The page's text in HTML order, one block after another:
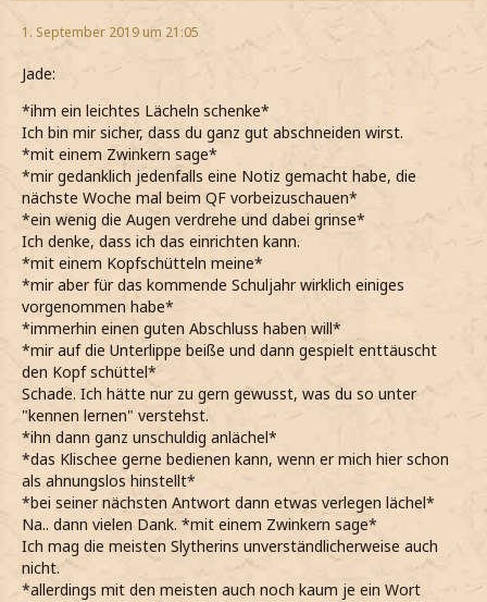
1. September 2019 um 21:05
Jade:
*ihm ein leichtes Lächeln schenke*
Ich bin mir sicher, dass du ganz gut abschneiden wirst.
*mit einem Zwinkern sage*
*mir gedanklich jedenfalls eine Notiz gemacht habe, die
nächste Woche mal beim QF vorbeizuschauen*
*ein wenig die Augen verdrehe und dabei grinse*
Ich denke, dass ich das einrichten kann.
*mit einem Kopfschütteln meine*
*mir aber für das kommende Schuljahr wirklich einiges
vorgenommen habe*
*immerhin einen guten Abschluss haben will*
*mir auf die Unterlippe beiße und dann gespielt enttäuscht
den Kopf schüttel*
Schade. Ich hätte nur zu gern gewusst, was du so unter
"kennen lernen" verstehst.
*ihn dann ganz unschuldig anlächel*
*das Klischee gerne bedienen kann, wenn er mich hier schon
als ahnungslos hinstellt*
*bei seiner nächsten Antwort dann etwas verlegen lächel*
Na.. dann vielen Dank. *mit einem Zwinkern sage*
Ich mag die meisten Slytherins unverständlicherweise auch
nicht.
*allerdings mit den meisten auch noch kaum je ein Wort